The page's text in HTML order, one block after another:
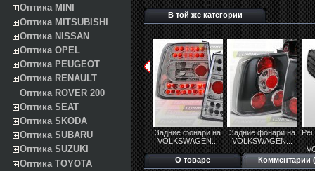
Оптика MINI
Оптика MITSUBISHI
Оптика NISSAN
Оптика OPEL
Оптика PEUGEOT
Оптика RENAULT
Оптика ROVER 200
Оптика SEAT
Оптика SKODA
Оптика SUBARU
Оптика SUZUKI
Оптика TOYOTA
В той же категории
Задние фонари на
VOLKSWAGEN...
Задние фонари на
VOLKSWAGEN...
О товаре
Комментарии